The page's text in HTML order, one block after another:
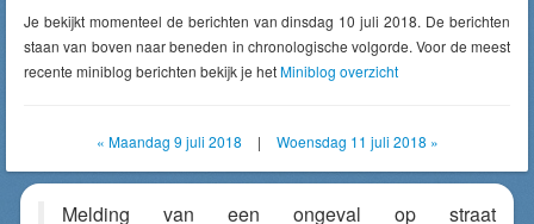
Je bekijkt momenteel de berichten van dinsdag 10 juli 2018. De berichten
staan van boven naar beneden in chronologische volgorde. Voor de meest
recente miniblog berichten bekijk je hetMiniblog overzicht
« Maandag 9 juli 2018 | Woensdag 11 juli 2018 »
Melding van een ongeval op straat